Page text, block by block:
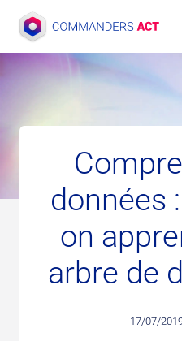
contenu
données
on
arbre de
17/07/